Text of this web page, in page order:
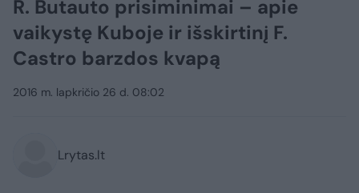
R. Butauto prisiminimai – apie
vaikystę Kuboje ir išskirtinį F.
Castro barzdos kvapą
2016 m. lapkričio 26 d. 08:02
Lrytas.lt